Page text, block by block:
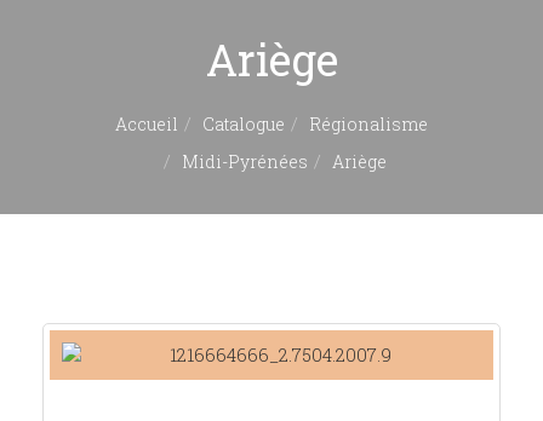
Ariège
Accueil Catalogue
Régionalisme
Midi-Pyrénées
Ariège